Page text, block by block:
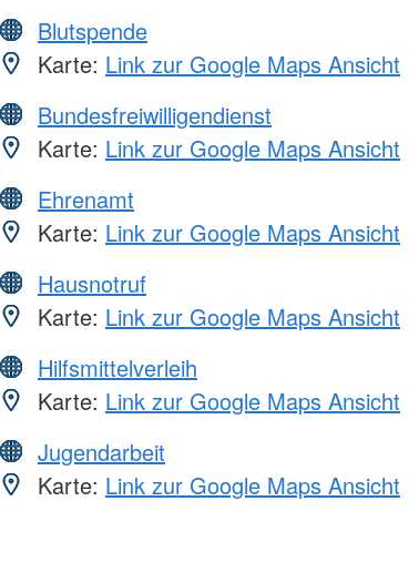
Blutspende
Karte: Link zur Google Maps Ansicht
Bundesfreiwilligendienst
Karte: Link zur Google Maps Ansicht
Ehrenamt
Karte: Link zur Google Maps Ansicht
Hausnotruf
Karte: Link zur Google Maps Ansicht
Hilfsmittelverleih
Karte: Link zur Google Maps Ansicht
Jugendarbeit
Karte: Link zur Google Maps Ansicht